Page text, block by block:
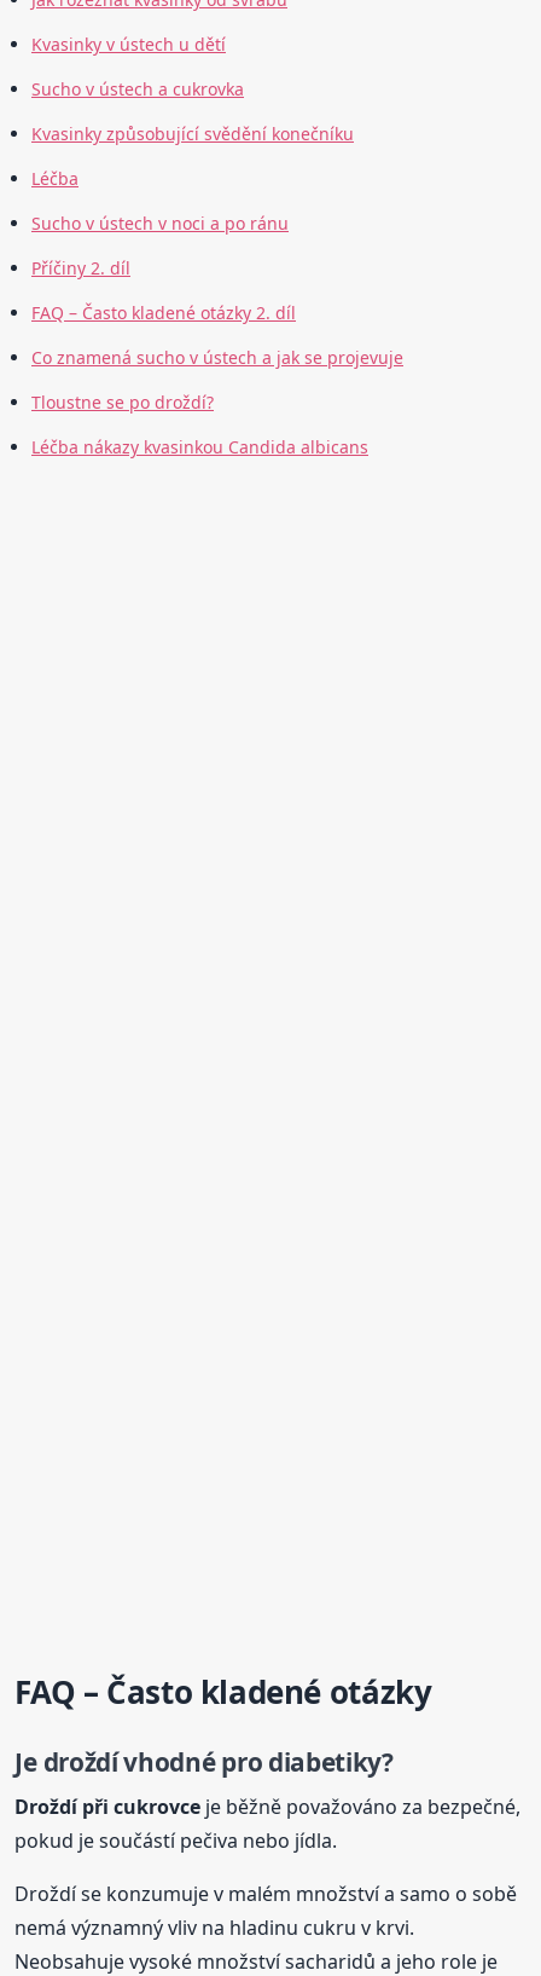
Kvasinky v ústech u dětí
Sucho v ústech a cukrovka
Kvasinky způsobující svědění konečníku
Léčba
Sucho v ústech v noci a po ránu
Příčiny 2. díl
FAQ – Často kladené otázky 2. díl
Co znamená sucho v ústech a jak se projevuje
Tloustne se po droždí?
Léčba nákazy kvasinkou Candida albicans
FAQ – Často kladené otázky
Je droždí vhodné pro diabetiky?
Droždí při cukrovce je běžně považováno za bezpečné,
pokud je součástí pečiva nebo jídla.
Droždí se konzumuje v malém množství a samo o sobě
nemá významný vliv na hladinu cukru v krvi.
Neobsahuje vysoké množství sacharidů a jeho role je